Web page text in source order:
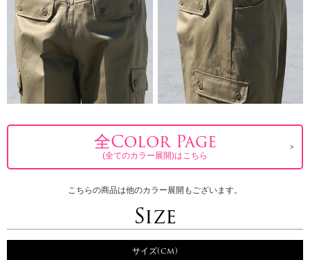
全Color Page
(全てのカラー展開)はこちら
こちらの商品は他のカラー展開もございます。
Size
サイズ(cm)